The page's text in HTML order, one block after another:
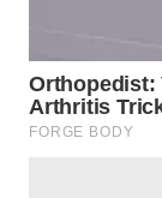
WN
MALUT